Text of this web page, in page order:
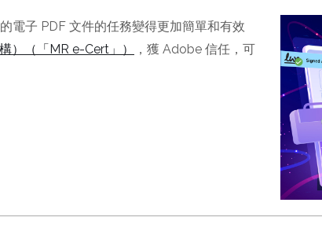
電子 PDF 文件的任務變得更加簡單和有效
）（「MR e-Cert」）
，獲 Adob​​e 信任，可